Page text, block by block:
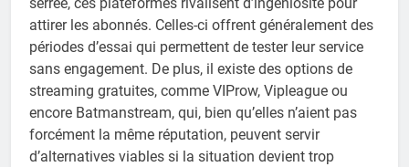
attirer les abonnés. Celles-ci offrent généralement des
périodes d’essai qui permettent de tester leur service
sans engagement. De plus, il existe des options de
streaming gratuites, comme VIProw, Vipleague ou
encore Batmanstream, qui, bien qu’elles n’aient pas
forcément la même réputation, peuvent servir
d’alternatives viables si la situation devient trop